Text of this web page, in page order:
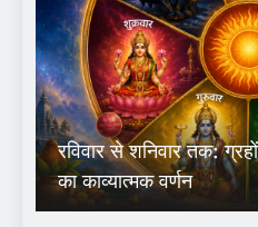
रविवार से शनिवार तक:
का काव्यात्मक वर्णन